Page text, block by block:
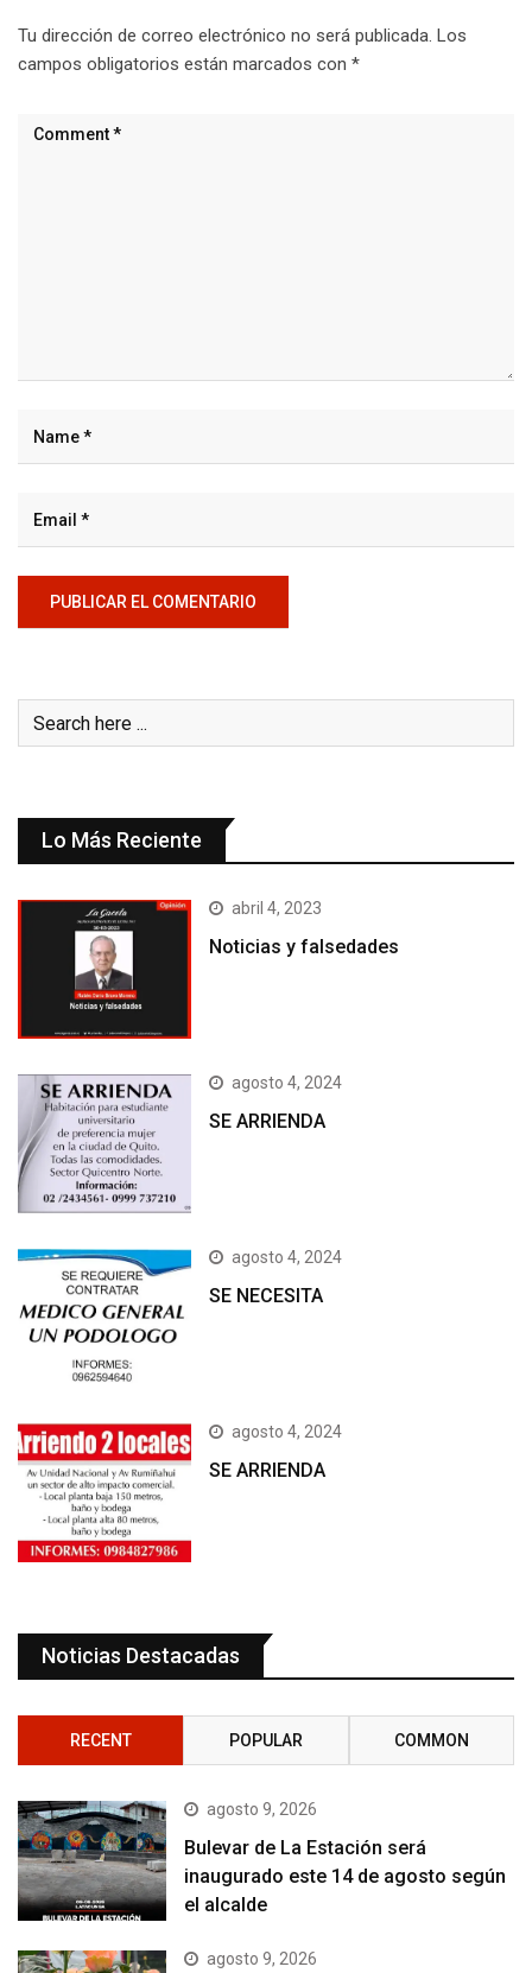
Tu dirección de correo electrónico no será publicada. Los
campos obligatorios están marcados con *
Lo Más Reciente
abril 4, 2023
Noticias y falsedades
agosto 4, 2024
SE ARRIENDA
agosto 4, 2024
SE NECESITA
agosto 4, 2024
SE ARRIENDA
Noticias Destacadas
RECENT POPULAR COMMON
agosto 9, 2026
Bulevar de La Estación será
inaugurado este 14 de agosto según
el alcalde
agosto 9, 2026